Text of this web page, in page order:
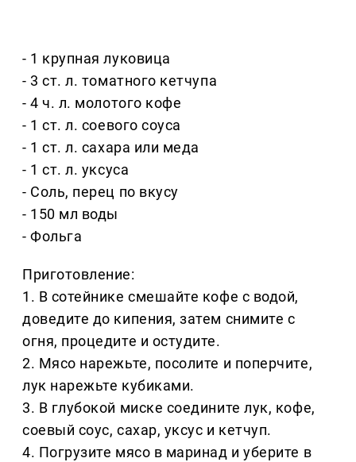
- 1 крупная луковица
- 3 ст. л. томатного кетчупа
- 4 ч. л. молотого кофе
- 1 ст. л. соевого соуса
- 1 ст. л. сахара или меда
- 1 ст. л. уксуса
- Соль, перец по вкусу
- 150 мл воды
- Фольга
Приготовление:
1. В сотейнике смешайте кофе с водой,
доведите до кипения, затем снимите с
огня, процедите и остудите.
2. Мясо нарежьте, посолите и поперчите,
лук нарежьте кубиками.
3. В глубокой миске соедините лук, кофе,
соевый соус, сахар, уксус и кетчуп.
4. Погрузите мясо в маринад и уберите в